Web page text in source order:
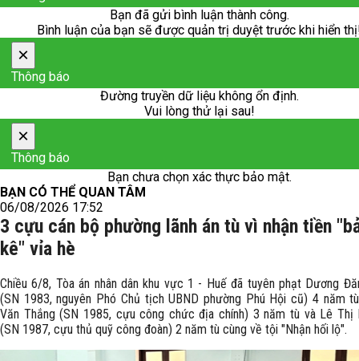
Bạn đã gửi bình luận thành công.
Bình luận của bạn sẽ được quản trị duyệt trước khi hiển
×
Thông báo
Đường truyền dữ liệu không ổn định.
Vui lòng thử lại sau!
×
Thông báo
Bạn chưa chọn xác thực bảo mật.
BẠN CÓ THỂ QUAN TÂM
06/08/2026 17:52
3 cựu cán bộ phường lãnh án tù vì nhận tiền
kê" vỉa hè
Chiều 6/8, Tòa án nhân dân khu vực 1 - Huế đã tuyên phạt Dương
(SN 1983, nguyên Phó Chủ tịch UBND phường Phú Hội cũ) 4 năm
Văn Thắng (SN 1985, cựu công chức địa chính) 3 năm tù và Lê Thị
(SN 1987, cựu thủ quỹ công đoàn) 2 năm tù cùng về tội "Nhận hối lộ".